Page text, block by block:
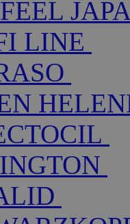
LINE